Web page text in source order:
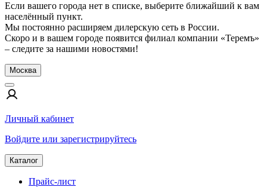
Если вашего города нет в списке, выберите ближайший к вам
населённый пункт.
Мы постоянно расширяем дилерскую сеть в России.
Скоро и в вашем городе появится филиал компании «Теремъ»
– следите за нашими новостями!
Москва
Личный кабинет
Войдите или зарегистрируйтесь
Каталог
Прайс-лист